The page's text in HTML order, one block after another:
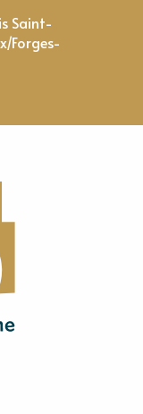
Forges-